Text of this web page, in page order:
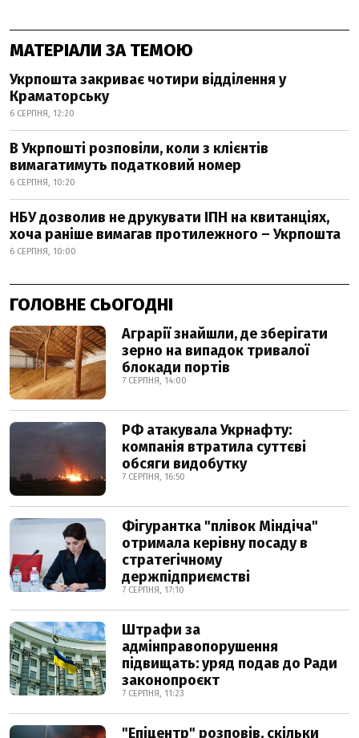
МАТЕРІАЛИ ЗА ТЕМОЮ
Укрпошта закриває чотири відділення у
Краматорську
6 СЕРПНЯ, 12:20
В Укрпошті розповіли, коли з клієнтів
вимагатимуть податковий номер
6 СЕРПНЯ, 10:20
НБУ дозволив не друкувати ІПН на квитанціях,
хоча раніше вимагав протилежного – Укрпошта
6 СЕРПНЯ, 10:00
ГОЛОВНЕ СЬОГОДНІ
Аграрії знайшли, де зберігати
зерно на випадок тривалої
блокади портів
7 СЕРПНЯ, 14:00
РФ атакувала Укрнафту:
компанія втратила суттєві
обсяги видобутку
7 СЕРПНЯ, 16:50
Фігурантка "плівок Міндіча"
отримала керівну посаду в
стратегічному
держпідприємстві
7 СЕРПНЯ, 17:10
Штрафи за
адмінправопорушення
підвищать: уряд подав до Ради
законопроєкт
7 СЕРПНЯ, 11:23
"Епіцентр" розповів, скільки